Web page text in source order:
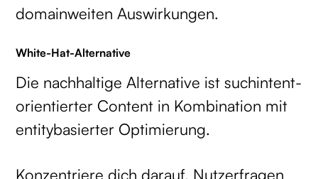
domainweiten Auswirkungen.
White-Hat-Alternative
Die nachhaltige Alternative ist suchintent-
orientierter Content in Kombination mit
entitybasierter Optimierung.
Konzentriere dich darauf, Nutzerfragen